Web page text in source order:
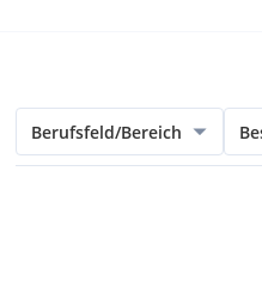
Berufsfeld/Bereich